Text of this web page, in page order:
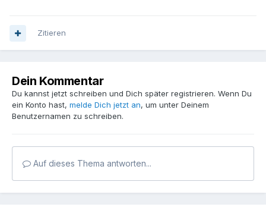
Zitieren
Dein Kommentar
Du kannst jetzt schreiben und Dich später registrieren. Wenn Du
ein Konto hast, melde Dich jetzt an, um unter Deinem
Benutzernamen zu schreiben.
Auf dieses Thema antworten...